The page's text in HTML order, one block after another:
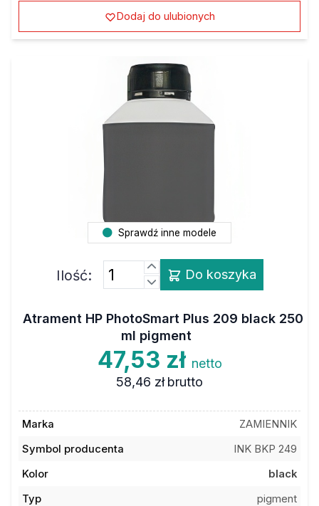
Dodaj do ulubionych
Sprawdź inne modele
Ilość: Do koszyka
Atrament HP PhotoSmart Plus 209 black 250
ml pigment
47,53 zł netto
58,46 zł brutto
Marka
ZAMIENNIK
Symbol producenta
INK BKP 249
Kolor
black
Typ
pigment